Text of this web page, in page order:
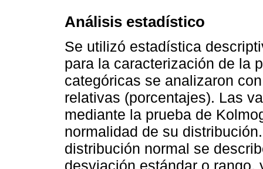
Análisis estadístico
Se utilizó estadística
para la caracterización de la
categóricas se analizaron
relativas (porcentajes). Las
mediante la prueba de
normalidad de su
distribución normal se
desviación estándar o